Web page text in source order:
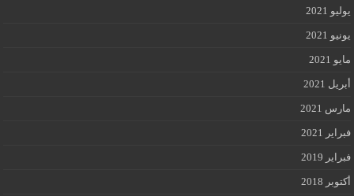
يوليو 2021
يونيو 2021
مايو 2021
أبريل 2021
مارس 2021
فبراير 2021
فبراير 2019
أكتوبر 2018